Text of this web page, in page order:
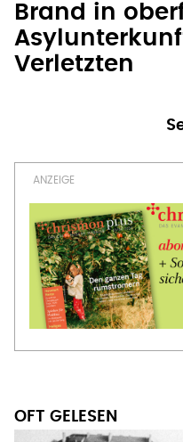
Brand in
Verletzten
nächste
OFT GELESEN